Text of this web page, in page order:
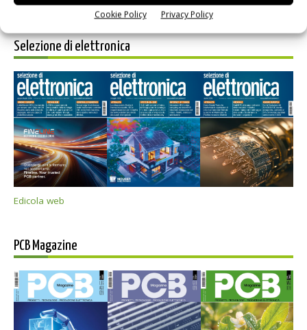
Cookie Policy Privacy Policy
Selezione di elettronica
Edicola web
PCB Magazine